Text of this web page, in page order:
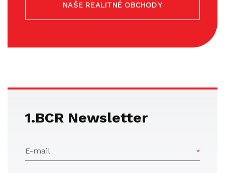
NAŠE REALITNÉ OBCHODY
1.BCR Newsletter
E-mail